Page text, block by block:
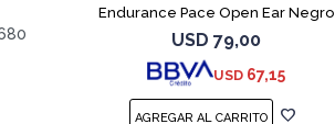
Endurance Pace Open Ear Negro
USD 79,00
USD 67,15